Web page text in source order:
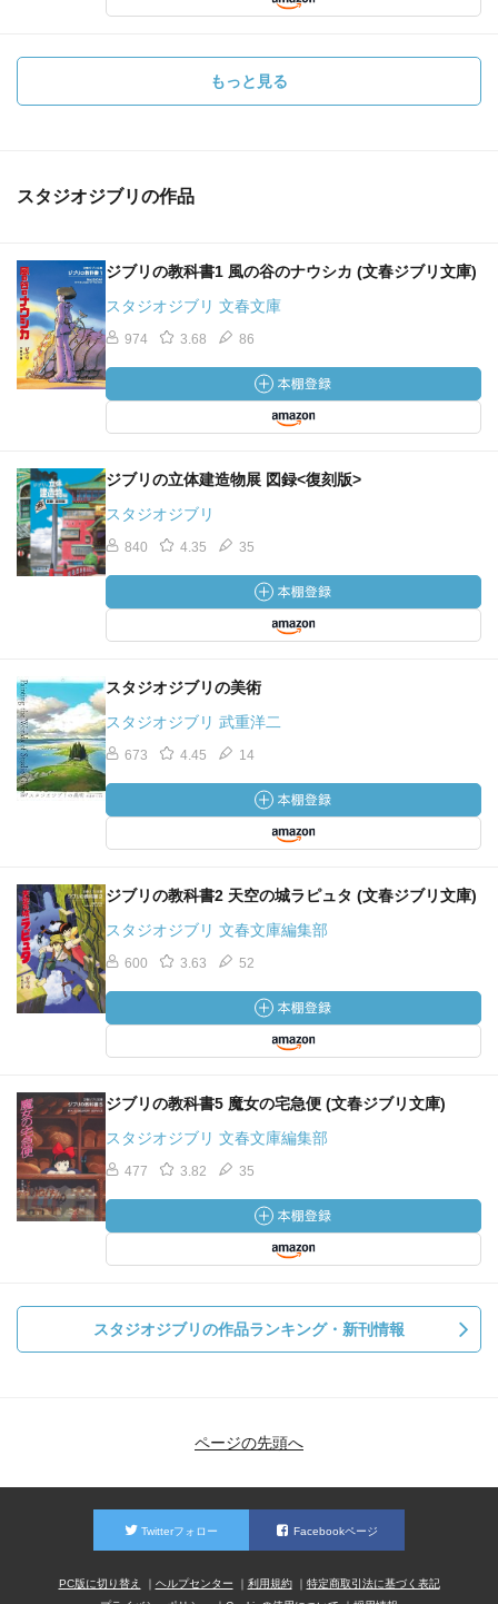
もっと見る
スタジオジブリの作品
ジブリの教科書1 風の谷のナウシカ (文春ジブリ文庫)
スタジオジブリ 文春文庫
974 3.68 86
ジブリの立体建造物展 図録<復刻版>
スタジオジブリ
840 4.35 35
スタジオジブリの美術
スタジオジブリ 武重洋二
673 4.45 14
ジブリの教科書2 天空の城ラピュタ (文春ジブリ文庫)
スタジオジブリ 文春文庫編集部
600 3.63 52
ジブリの教科書5 魔女の宅急便 (文春ジブリ文庫)
スタジオジブリ 文春文庫編集部
477 3.82 35
スタジオジブリの作品ランキング・新刊情報
ページの先頭へ
Twitterフォロー Facebookページ
PC版に切り替え ヘルプセンター 利用規約
特定商取引法に基づく表記